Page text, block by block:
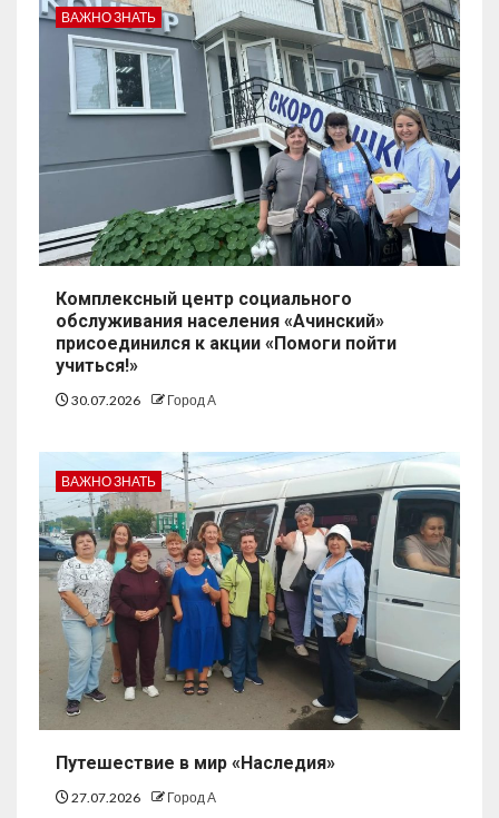
ВАЖНО ЗНАТЬ
Комплексный центр социального
обслуживания населения «Ачинский»
присоединился к акции «Помоги пойти
учиться!»
30.07.2026 Город А
ВАЖНО ЗНАТЬ
Путешествие в мир «Наследия»
27.07.2026 Город А